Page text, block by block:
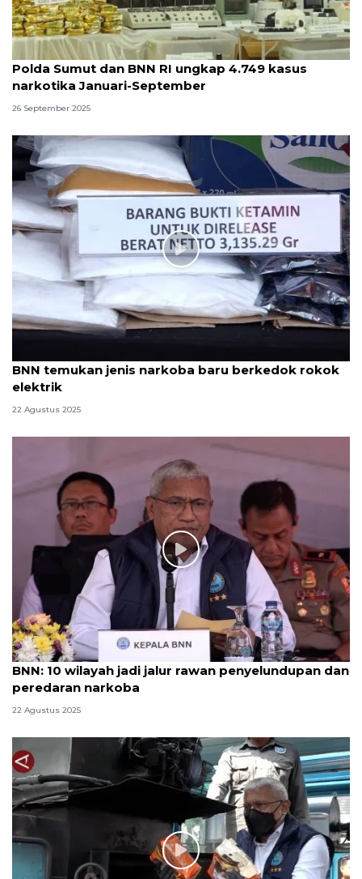
Polda Sumut dan BNN RI ungkap 4.749 kasus
narkotika Januari-September
26 September 2025
BNN temukan jenis narkoba baru berkedok rokok
elektrik
22 Agustus 2025
BNN: 10 wilayah jadi jalur rawan penyelundupan dan
peredaran narkoba
22 Agustus 2025